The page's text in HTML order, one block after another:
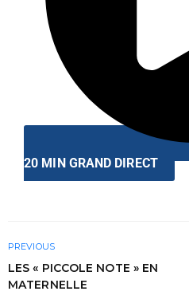
20 MIN GRAND DIRECT
PREVIOUS
LES « PICCOLE NOTE » EN
MATERNELLE